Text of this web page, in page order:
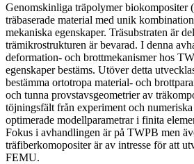
Genomskinliga träpolymer biokompositer
träbaserade material med unik
mekaniska egenskaper. Träsubstraten är
trämikrostrukturen är bevarad. I denna
deformation- och brottmekanismer hos
egenskaper bestäms. Utöver detta
bestämma ortotropa material- och
och tunna provstavsgeometrier av
töjningsfält från experiment och
optimerade modellparametrar i finita
Fokus i avhandlingen är på TWPB men
träfiberkomopositer är av intresse för att
FEMU.